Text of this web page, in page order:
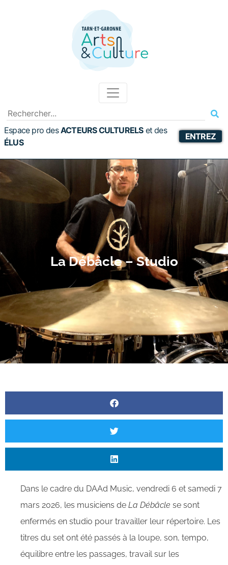
Espace pro desACTEURS CULTURELS etdes
ÉLUS
ENTREZ
La Débâcle – Studio
Dans le cadre du DAAd Music, vendredi 6 et samedi 7
mars 2026, les musiciens de La Débâcle se sont
enfermés en studio pour travailler leur répertoire. Les
titres du set ont été passés à la loupe, son, tempo,
équilibre entre les passages, travail sur les